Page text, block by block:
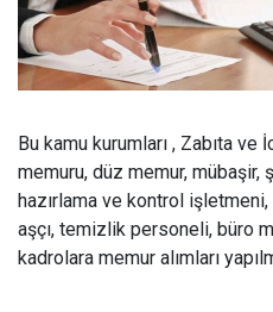
Bu kamu kurumları , Zabıta
memuru, düz memur, mübaşir,
hazırlama ve kontrol
aşçı, temizlik personeli, büro
kadrolara memur alımları